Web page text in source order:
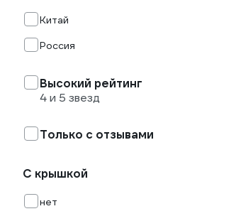
Китай
Россия
Высокий рейтинг
4 и 5 звезд
Только с отзывами
С крышкой
нет